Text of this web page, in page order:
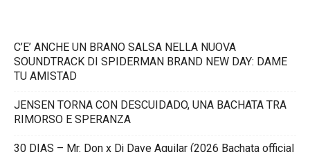
C’E’ ANCHE UN BRANO SALSA NELLA NUOVA
SOUNDTRACK DI SPIDERMAN BRAND NEW DAY: DAME
TU AMISTAD
JENSEN TORNA CON DESCUIDADO, UNA BACHATA TRA
RIMORSO E SPERANZA
30 DIAS – Mr. Don x Dj Dave Aguilar (2026 Bachata official